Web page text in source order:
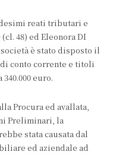
reati tributari e
48) ed Eleonora DI
è stato disposto il
conto corrente e titoli
euro.
Procura ed avallata,
Preliminari, la
stata causata dal
ed aziendale ad